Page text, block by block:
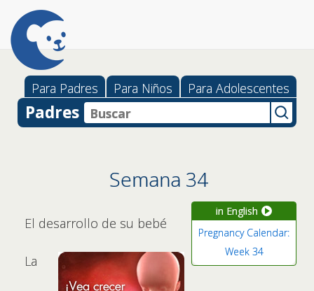
Para Padres Para Niños Para Adolescentes
Padres
Semana 34
in English
Pregnancy Calendar:
Week 34
El desarrollo de su bebé
La